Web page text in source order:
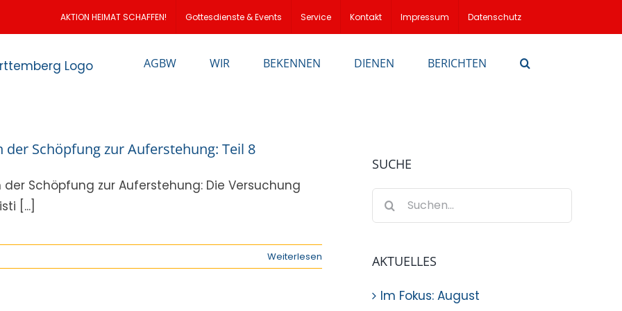
AKTION HEIMAT SCHAFFEN! Gottesdienste & Events Service Kontakt Impressum Datenschutz
AGBW WIR BEKENNEN DIENEN BERICHTEN
der Schöpfung zur Auferstehung: Teil 8
der Schöpfung zur Auferstehung: Die Versuchung
[...]
Weiterlesen
SUCHE
Suche
nach:
AKTUELLES
Im Fokus: August